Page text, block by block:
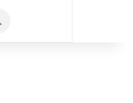
Search
for